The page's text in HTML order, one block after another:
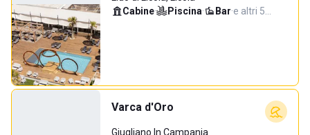
Cabine· Piscina· Bar·e altri 5…
Varca d'Oro
Giugliano In Campania